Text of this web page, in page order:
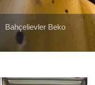
Bahçelievler Beko